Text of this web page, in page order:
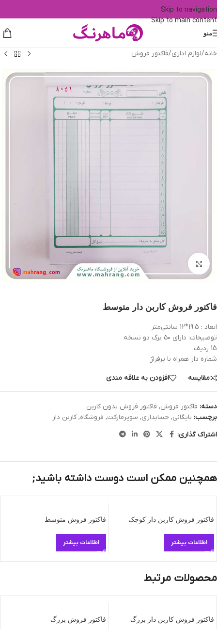
Skip to navigation
Skip to main content
منو
خانه/لوازم اداری/فاکتور فروش
بزرگنمایی تصویر
فاکتور فروش کاربن دار متوسط
ابعاد : 19.5*12 سانتی‌متر
توضیحات: دارای ۵۰ برگ دو نسخه
15 ردیف
شماره دار همراه با پرفراژ
مقایسه افزودن به علاقه مندی
دسته: فاکتور فروش, فاکتور فروش بدون کاربن
برچسب: بایگانی, حسابداری, سوپرمارکت, فروشگاه, کاربن دار
اشتراک گذاری:
همچنین ممکن است دوست داشته باشید;
فاکتور فروش کاربن دار کوچک
اطلاعات بیشتر
فاکتور فروش متوسط
اطلاعات بیشتر
محصولات مرتبط
فاکتور فروش کاربن دار بزرگ فاکتور فروش بزرگ